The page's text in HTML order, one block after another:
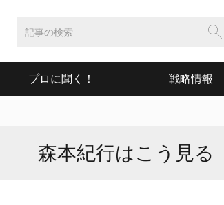
プロに聞く！ 戦略情報
森本紀行はこう見る